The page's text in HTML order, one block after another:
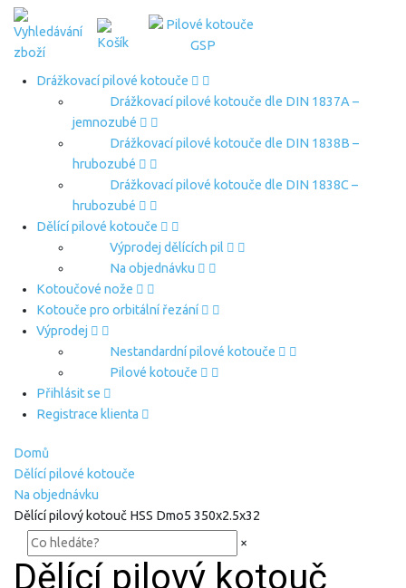
Drážkovací pilové kotouče
Drážkovací pilové kotouče dle DIN 1837A –
jemnozubé
Drážkovací pilové kotouče dle DIN 1838B –
hrubozubé
Drážkovací pilové kotouče dle DIN 1838C –
hrubozubé
Dělící pilové kotouče
Výprodej dělících pil
Na objednávku
Kotoučové nože
Kotouče pro orbitální řezání
Výprodej
Nestandardní pilové kotouče
Pilové kotouče
Přihlásit se
Registrace klienta
Domů
Dělící pilové kotouče
Na objednávku
Dělící pilový kotouč HSS Dmo5 350x2.5x32
×
Dělící pilový kotouč